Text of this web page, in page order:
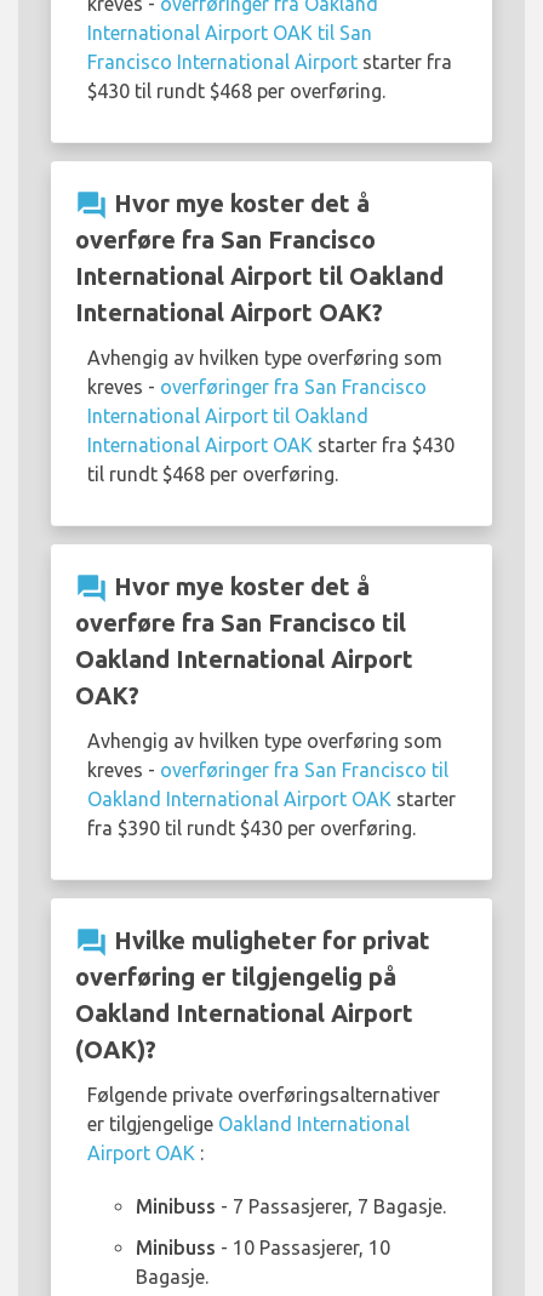
International Airport OAK til San
Francisco International Airport starter fra
$430 til rundt $468 per overføring.
question_answer Hvor mye koster det å
overføre fra San Francisco
International Airport til Oakland
International Airport OAK?
Avhengig av hvilken type overføring som
kreves - overføringer fra San Francisco
International Airport til Oakland
International Airport OAK starter fra $430
til rundt $468 per overføring.
question_answer Hvor mye koster det å
overføre fra San Francisco til
Oakland International Airport
OAK?
Avhengig av hvilken type overføring som
kreves - overføringer fra San Francisco til
Oakland International Airport OAK starter
fra $390 til rundt $430 per overføring.
question_answer Hvilke muligheter for privat
overføring er tilgjengelig på
Oakland International Airport
(OAK)?
Følgende private overføringsalternativer
er tilgjengelige Oakland International
Airport OAK :
Minibuss - 7 Passasjerer, 7 Bagasje.
Minibuss - 10 Passasjerer, 10
Bagasje.